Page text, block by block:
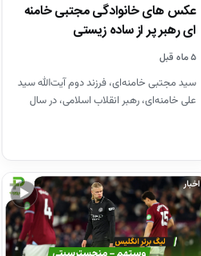
عکس های خانوادگی مجتبی خامنه
ای رهبر پر از ساده زیستی
۵ ماه قبل
سید مجتبی خامنه‌ای، فرزند دوم آیت‌الله سید
علی خامنه‌ای، رهبر انقلاب اسلامی، در سال
▶
اخبار